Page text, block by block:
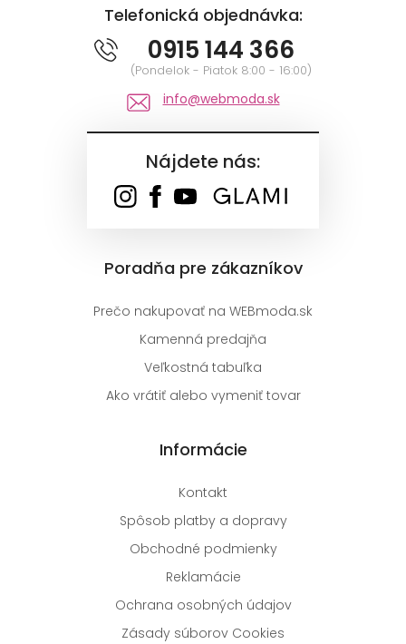
Telefonická objednávka:
0915 144 366
(Pondelok - Piatok 8:00 - 16:00)
info@webmoda.sk
Nájdete nás:
Poradňa pre zákazníkov
Prečo nakupovať na WEBmoda.sk
Kamenná predajňa
Veľkostná tabuľka
Ako vrátiť alebo vymeniť tovar
Informácie
Kontakt
Spôsob platby a dopravy
Obchodné podmienky
Reklamácie
Ochrana osobných údajov
Zásady súborov Cookies